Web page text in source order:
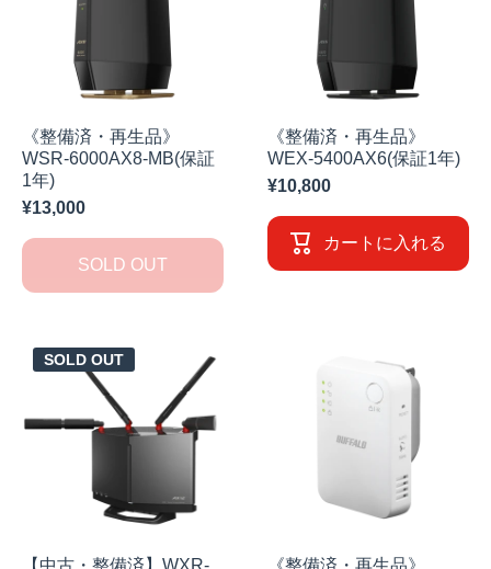
《整備済・再生品》
WSR-6000AX8-MB(保証
1年)
¥13,000
SOLD OUT
《整備済・再生品》
WEX-5400AX6(保証1年)
¥10,800
カートに入れる
SOLD OUT
【中古・整備済】WXR-
《整備済・再生品》